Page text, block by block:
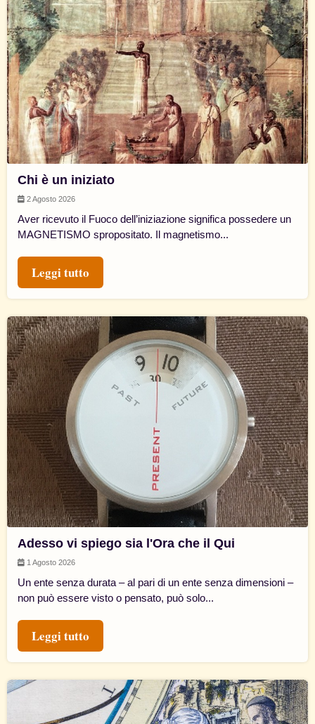
Chi è un iniziato
2 Agosto 2026
Aver ricevuto il Fuoco dell’iniziazione significa possedere un
MAGNETISMO spropositato. Il magnetismo...
Leggi tutto
Adesso vi spiego sia l'Ora che il Qui
1 Agosto 2026
Un ente senza durata – al pari di un ente senza dimensioni –
non può essere visto o pensato, può solo...
Leggi tutto